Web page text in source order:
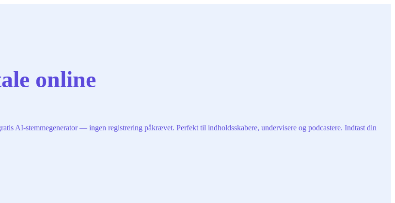
online
AI-stemmegenerator — ingen registrering påkrævet. Perfekt til indholdsskabere, undervisere og podcastere. Indtast din